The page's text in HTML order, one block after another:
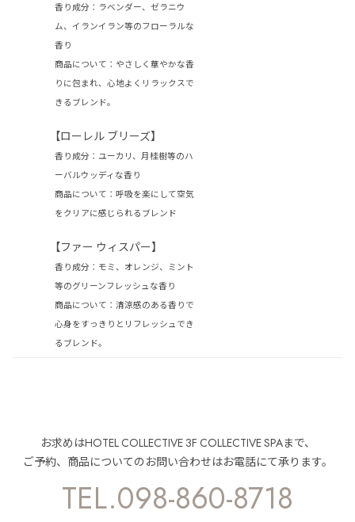
香り成分： ラベンダー、ゼラニウ
ム、イランイラン等のフローラルな
香り
商品について： やさしく華やかな香
りに包まれ、心地よくリラックスで
きるブレンド。
【ローレル ブリーズ】
香り成分： ユーカリ、月桂樹等のハ
ーバルウッディな香り
商品について： 呼吸を楽にして空気
をクリアに感じられるブレンド
【ファー ウィスパー】
香り成分： モミ、オレンジ、ミント
等のグリーンフレッシュな香り
商品について： 清涼感のある香りで
心身をすっきりとリフレッシュでき
るブレンド。
お求めはHOTEL COLLECTIVE 3F COLLECTIVE SPAまで、
ご予約、商品についてのお問い合わせはお電話にて承ります。
TEL.098-860-8718